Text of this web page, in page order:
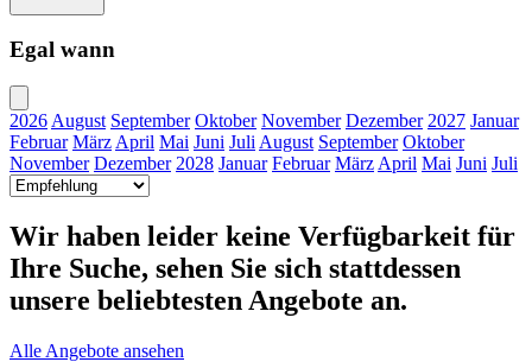
Egal wann
2026 August September Oktober November Dezember 2027 Januar
Februar März April Mai Juni Juli August September Oktober
November Dezember 2028 Januar Februar März April Mai Juni Juli
Wir haben leider keine Verfügbarkeit für
Ihre Suche, sehen Sie sich stattdessen
unsere beliebtesten Angebote an.
Alle Angebote ansehen